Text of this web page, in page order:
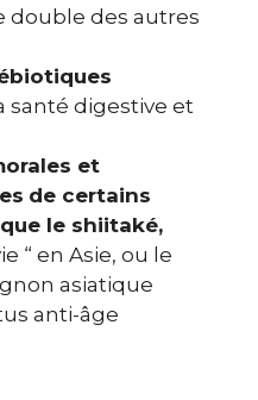
double des autres
santé digestive et
et
de certains
le shiitaké,
“ en Asie, ou le
asiatique
anti-âge